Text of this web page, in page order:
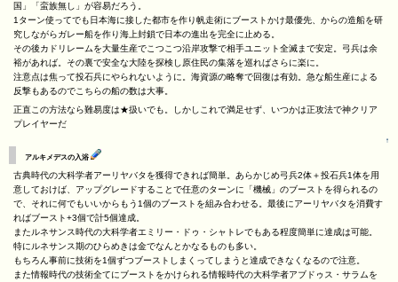
国」「蛮族無し」が容易だろう。
1ターン使ってでも日本海に接した都市を作り帆走術にブーストかけ最優先、からの造船を研
究しながらガレー船を作り海上封鎖で日本の進出を完全に止める。
その後カドリレームを大量生産でこつこつ沿岸攻撃で相手ユニット全滅まで安定。弓兵は余
裕があれば。その裏で安全な大陸を探検し原住民の集落を巡ればさらに楽に。
注意点は焦って投石兵にやられないように。海資源の略奪で回復は有効。急な船生産による
反撃もあるのでこちらの船の数は大事。
正直この方法なら難易度は★扱いでも。しかしこれで満足せず、いつかは正攻法で神クリア
プレイヤーだ
↑
アルキメデスの入浴
古典時代の大科学者アーリヤバタを獲得できれば簡単。あらかじめ弓兵2体＋投石兵1体を用
意しておけば、アップグレードすることで任意のターンに「機械」のブーストを得られるの
で、それに何でもいいからもう1個のブーストを組み合わせる。最後にアーリヤバタを消費す
ればブースト+3個で計5個達成。
またルネサンス時代の大科学者エミリー・ドゥ・シャトレでもある程度簡単に達成は可能。
特にルネサンス期のひらめきは金でなんとかなるものも多い。
もちろん事前に技術を1個ずつブーストしまくってしまうと達成できなくなるので注意。
また情報時代の技術全てにブーストをかけられる情報時代の大科学者アブドゥス・サラムを